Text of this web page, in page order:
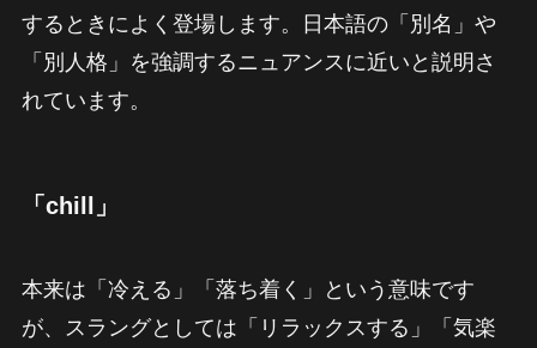
するときによく登場します。日本語の「別名」や
「別人格」を強調するニュアンスに近いと説明さ
れています。
「chill」
本来は「冷える」「落ち着く」という意味です
が、スラングとしては「リラックスする」「気楽